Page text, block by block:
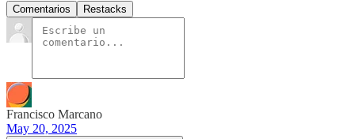
Comentarios Restacks
Francisco Marcano
May 20, 2025